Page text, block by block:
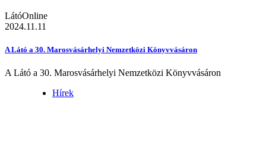
LátóOnline
2024.11.11
A Látó a 30. Marosvásárhelyi Nemzetközi Könyvvásáron
A Látó a 30. Marosvásárhelyi Nemzetközi Könyvvásáron
Hírek